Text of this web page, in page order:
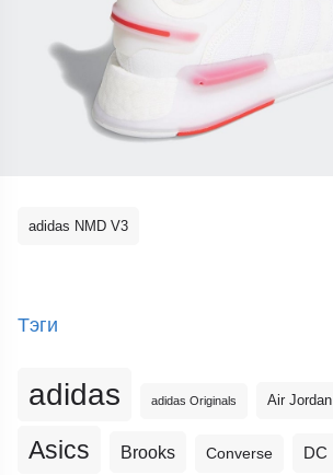
adidas NMD V3
Тэги
adidas adidas Originals Air Jordan
Asics Brooks Converse DC